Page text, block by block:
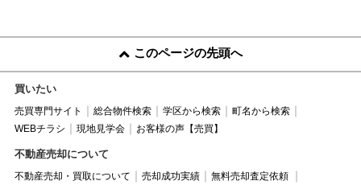
このページの先頭へ
買いたい
売買専門サイト 総合物件検索 学区から検索
町名から検索
WEBチラシ
現地見学会 お客様の声【売買】
不動産売却について
不動産売却・買取について 売却成功実績
無料売却査定依頼